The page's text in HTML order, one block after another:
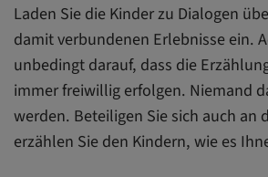
Laden Sie die Kinder zu Dialogen
damit verbundenen Erlebnisse ein.
unbedingt darauf, dass die
immer freiwillig erfolgen. Niemand
werden. Beteiligen Sie sich auch an
erzählen Sie den Kindern, wie es